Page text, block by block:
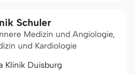
Schuler
Medizin und Angiologie,
und Kardiologie
Klinik Duisburg